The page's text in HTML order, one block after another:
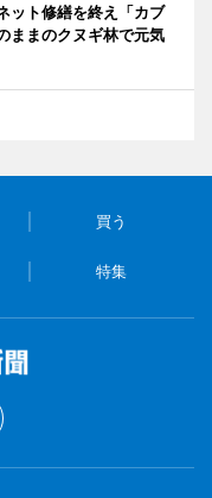
ット修繕を終え「カブ
ままのクヌギ林で元気
買う
特集